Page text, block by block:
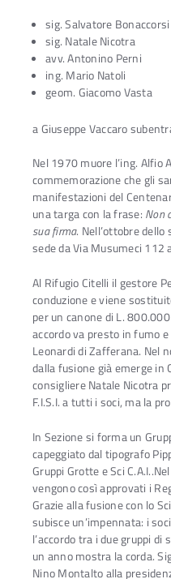
sig. Salvatore Bonaccorsi
sig. Natale Nicotra
avv. Antonino Perni
ing. Mario Natoli
geom. Giacomo Vasta
a Giuseppe Vaccaro
Nel 1970 muore l’ing. Alfio
commemorazione che gli
manifestazioni del
una targa con la frase: Non
sua firma. Nell’ottobre
sede da Via Musumeci 112
Al Rifugio Citelli il gestore
conduzione e viene
per un canone di L.
accordo va presto in fumo
Leonardi di Zafferana. Nel
dalla fusione già emerge in
consigliere Natale Nicotra
F.I.S.I. a tutti i soci, ma la
In Sezione si forma un
capeggiato dal tipografo
Gruppi Grotte e Sci
vengono così approvati i
Grazie alla fusione con lo
subisce un’impennata: i
l’accordo tra i due gruppi
un anno mostra la corda.
Nino Montalto alla